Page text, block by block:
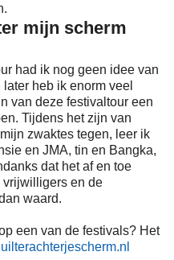
mijn scherm
had ik nog geen idee van
heb ik enorm veel
van deze festivaltour een
Tijdens het zijn van
zwaktes tegen, leer ik
en JMA, tin en Bangka,
dat het af en toe
vrijwilligers en de
waard.
een van de festivals? Het